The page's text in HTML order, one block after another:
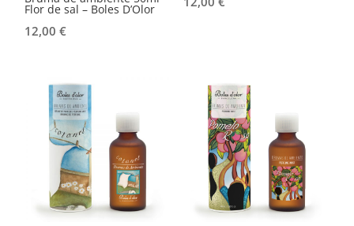
Flor de sal – Boles D’Olor
12,00€